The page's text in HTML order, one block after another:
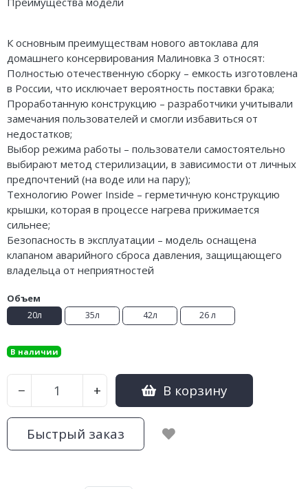
К основным преимуществам нового автоклава для
домашнего консервирования Малиновка 3 относят:
Полностью отечественную сборку – емкость изготовлена
в России, что исключает вероятность поставки брака;
Проработанную конструкцию – разработчики учитывали
замечания пользователей и смогли избавиться от
недостатков;
Выбор режима работы – пользователи самостоятельно
выбирают метод стерилизации, в зависимости от личных
предпочтений (на воде или на пару);
Технологию Power Inside – герметичную конструкцию
крышки, которая в процессе нагрева прижимается
сильнее;
Безопасность в эксплуатации – модель оснащена
клапаном аварийного сброса давления, защищающего
владельца от неприятностей
Объем
20л 35л 42л 26 л
В наличии
− + В корзину
Быстрый заказ